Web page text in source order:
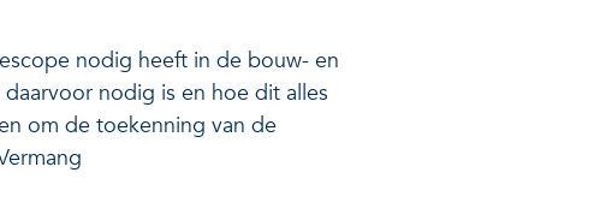
nodig heeft in de bouw- en
nodig is en hoe dit alles
om de toekenning van de